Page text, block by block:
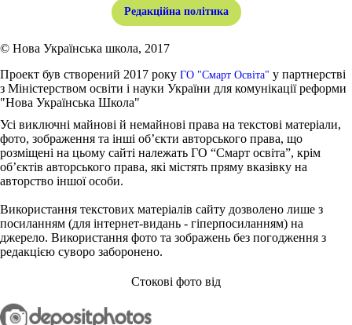
Редакційна політика
© Нова Українська школа, 2017
Проект був створений 2017 року ГО "Смарт Освіта" у партнерстві
з Міністерством освіти і науки України для комунікації реформи
"Нова Українська Школа"
Усі виключні майнові й немайнові права на текстові матеріали,
фото, зображення та інші об’єкти авторського права, що
розміщені на цьому сайті належать ГО “Смарт освіта”, крім
об’єктів авторського права, які містять пряму вказівку на
авторство іншої особи.
Використання текстових матеріалів сайту дозволено лише з
посиланням (для інтернет-видань - гіперпосиланням) на
джерело. Використання фото та зображень без погодження з
редакцією суворо заборонено.
Стокові фото від